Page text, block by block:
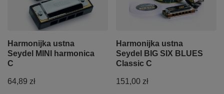
Harmonijka ustna
Seydel MINI harmonica
C
64,89 zł
Harmonijka ustna
Seydel BIG SIX BLUES
Classic C
151,00 zł